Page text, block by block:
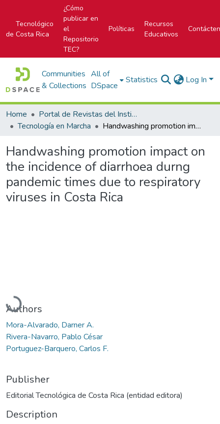
Tecnológico
de Costa Rica
¿Cómo
publicar en
el
Repositorio
TEC?
Políticas
Recursos
Educativos
Communities
& Collections
All of
DSpace
Statistics Log In
Home
Portal de Revistas del Instituto Tecnológico de Costa Rica
Tecnología en Marcha
Handwashing promotion impact on the incidence of diarrhoea durng pandemic times due to respiratory viruses in Costa Rica
Handwashing promotion impact on
the incidence of diarrhoea durng
pandemic times due to respiratory
viruses in Costa Rica
Loading...
Authors
Mora-Alvarado, Darner A.
Rivera-Navarro, Pablo César
Portuguez-Barquero, Carlos F.
Publisher
Editorial Tecnológica de Costa Rica (entidad editora)
Description